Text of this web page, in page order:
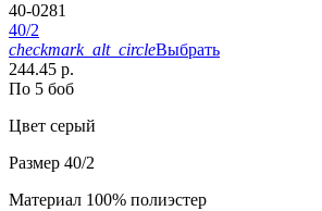
40-0281
40/2
checkmark_alt_circleВыбрать
244.45 р.
По 5 боб
Цвет серый
Размер 40/2
Материал 100% полиэстер